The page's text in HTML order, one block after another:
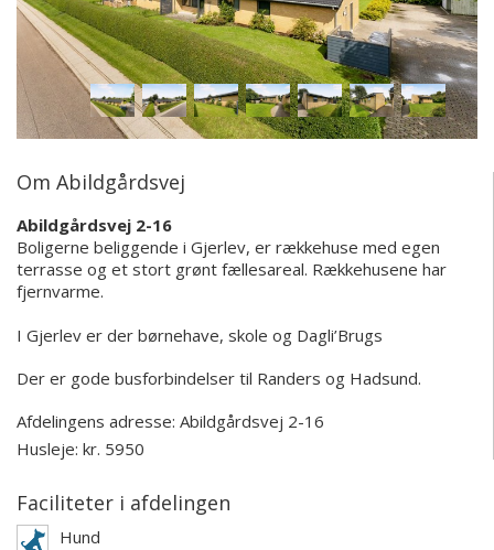
Om Abildgårdsvej
Abildgårdsvej 2-16
Boligerne beliggende i Gjerlev, er rækkehuse med egen
terrasse og et stort grønt fællesareal. Rækkehusene har
fjernvarme.
I Gjerlev er der børnehave, skole og Dagli’Brugs
Der er gode busforbindelser til Randers og Hadsund.
Afdelingens adresse: Abildgårdsvej 2-16
Husleje: kr. 5950
Faciliteter i afdelingen
Hund